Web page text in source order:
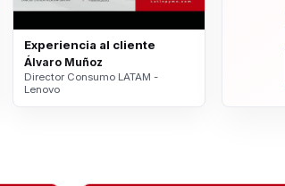
Experiencia al cliente
Álvaro Muñoz
Director Consumo LATAM -
Lenovo